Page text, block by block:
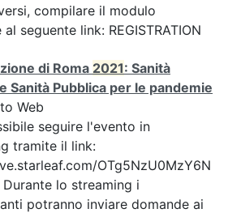
compilare il modulo
seguente link: REGISTRATION
di Roma 2021: Sanità
Sanità Pubblica per le pandemie
Web
seguire l'evento in
tramite il link:
OTg5NzU0MzY6N
Durante lo streaming i
potranno inviare domande ai